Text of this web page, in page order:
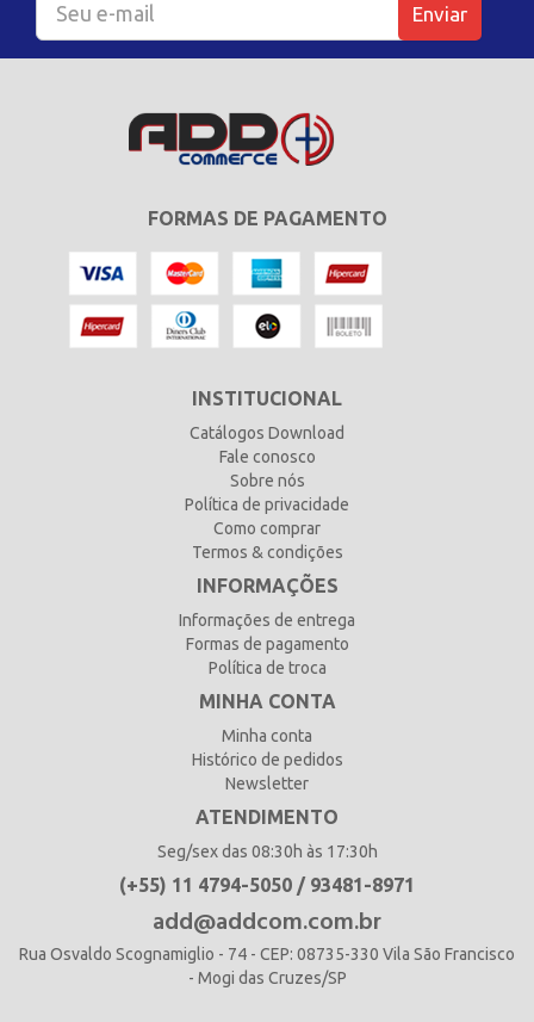
Enviar
FORMAS DE PAGAMENTO
INSTITUCIONAL
Catálogos Download
Fale conosco
Sobre nós
Política de privacidade
Como comprar
Termos & condições
INFORMAÇÕES
Informações de entrega
Formas de pagamento
Política de troca
MINHA CONTA
Minha conta
Histórico de pedidos
Newsletter
ATENDIMENTO
Seg/sex das 08:30h às 17:30h
(+55) 11 4794-5050 / 93481-8971
add@addcom.com.br
Rua Osvaldo Scognamiglio - 74 - CEP: 08735-330 Vila São Francisco
- Mogi das Cruzes/SP